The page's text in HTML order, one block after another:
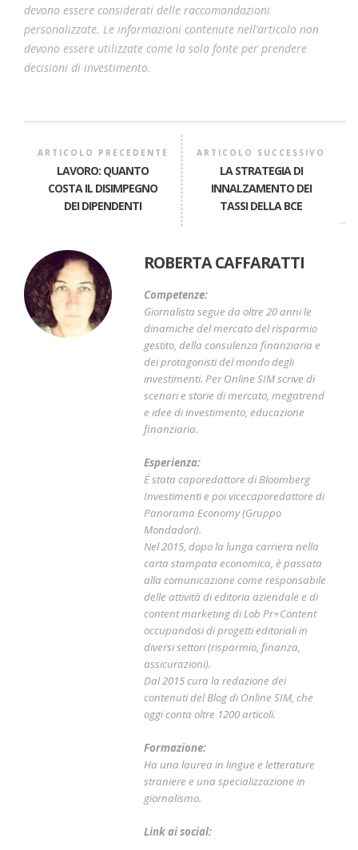
devono essere considerati delle raccomandazioni
personalizzate. Le informazioni contenute nell’articolo non
devono essere utilizzate come la sola fonte per prendere
decisioni di investimento.
ARTICOLO PRECEDENTE
LAVORO: QUANTO
COSTA IL DISIMPEGNO
DEI DIPENDENTI
ARTICOLO SUCCESSIVO
LA STRATEGIA DI
INNALZAMENTO DEI
TASSI DELLA BCE
ROBERTA CAFFARATTI
Competenze:
Giornalista segue da oltre 20 anni le
dinamiche del mercato del risparmio
gestito, della consulenza finanziaria e
dei protagonisti del mondo degli
investimenti. Per Online SIM scrive di
scenari e storie di mercato, megatrend
e idee di investimento, educazione
finanziaria.
Esperienza:
É stata caporedattore di Bloomberg
Investimenti e poi vicecaporedattore di
Panorama Economy (Gruppo
Mondadori).
Nel 2015, dopo la lunga carriera nella
carta stampata economica, è passata
alla comunicazione come responsabile
delle attività di editoria aziendale e di
content marketing di Lob Pr+Content
occupandosi di progetti editoriali in
diversi settori (risparmio, finanza,
assicurazioni).
Dal 2015 cura la redazione dei
contenuti del Blog di Online SIM, che
oggi conta oltre 1200 articoli.
Formazione:
Ha una laurea in lingue e letterature
straniere e una specializzazione in
giornalismo.
Link ai social: